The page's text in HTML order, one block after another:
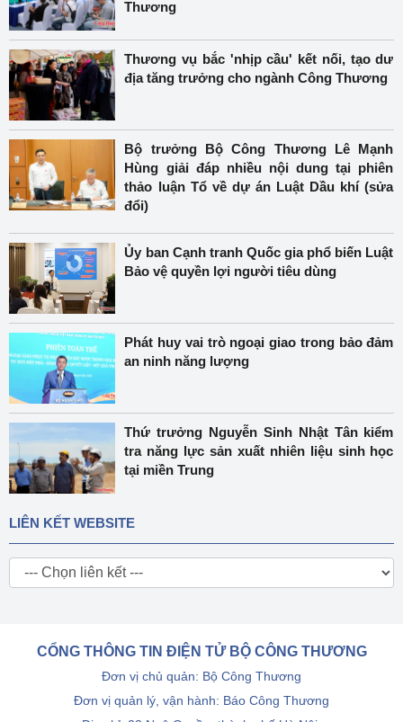
Thương
Thương vụ bắc 'nhịp cầu' kết nối, tạo dư
địa tăng trưởng cho ngành Công Thương
Bộ trưởng Bộ Công Thương Lê Mạnh
Hùng giải đáp nhiều nội dung tại phiên
thảo luận Tổ về dự án Luật Dầu khí (sửa
đổi)
Ủy ban Cạnh tranh Quốc gia phổ biến Luật
Bảo vệ quyền lợi người tiêu dùng
Phát huy vai trò ngoại giao trong bảo đảm
an ninh năng lượng
Thứ trưởng Nguyễn Sinh Nhật Tân kiểm
tra năng lực sản xuất nhiên liệu sinh học
tại miền Trung
LIÊN KẾT WEBSITE
CỔNG THÔNG TIN ĐIỆN TỬ BỘ CÔNG THƯƠNG
Đơn vị chủ quản: Bộ Công Thương
Đơn vị quản lý, vận hành: Báo Công Thương